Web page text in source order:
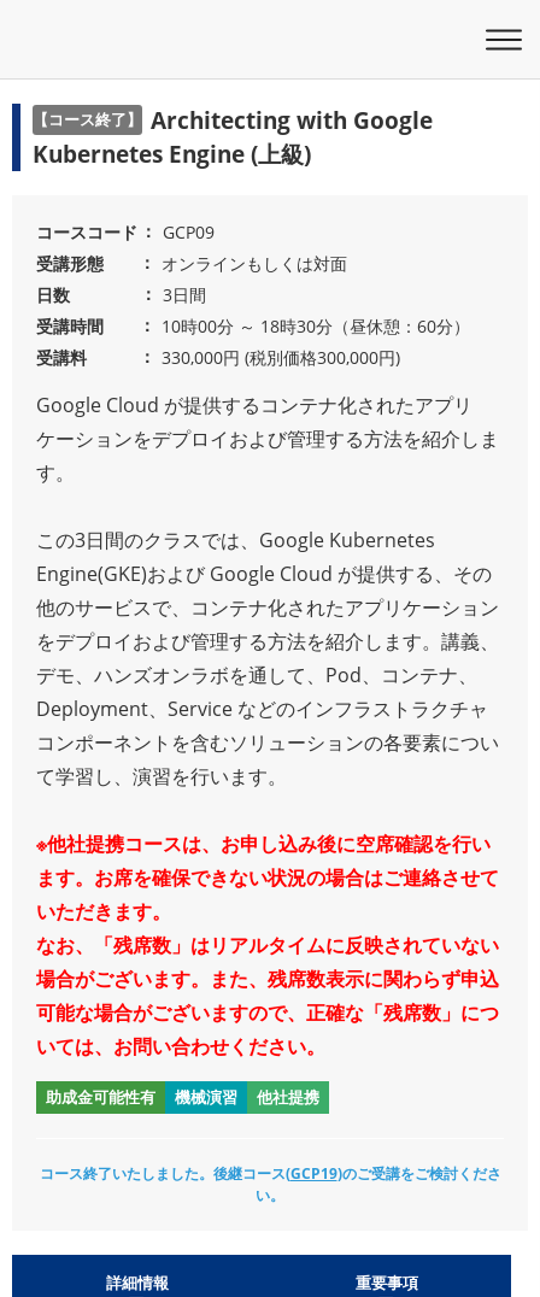
【コース終了】
Architecting with Google
Kubernetes Engine (上級)
コースコード
GCP09
受講形態
オンラインもしくは対面
日数
3日間
受講時間
10時00分 ～ 18時30分（昼休憩：60分）
受講料
330,000円 (税別価格300,000円)
Google Cloud が提供するコンテナ化されたアプリ
ケーションをデプロイおよび管理する方法を紹介しま
す。
この3日間のクラスでは、Google Kubernetes
Engine(GKE)および Google Cloud が提供する、その
他のサービスで、コンテナ化されたアプリケーション
をデプロイおよび管理する方法を紹介します。講義、
デモ、ハンズオンラボを通して、Pod、コンテナ、
Deployment、Service などのインフラストラクチャ
コンポーネントを含むソリューションの各要素につい
て学習し、演習を行います。
※他社提携コースは、お申し込み後に空席確認を行い
ます。お席を確保できない状況の場合はご連絡させて
いただきます。
なお、「残席数」はリアルタイムに反映されていない
場合がございます。また、残席数表示に関わらず申込
可能な場合がございますので、正確な「残席数」につ
いては、お問い合わせください。
助成金可能性有 機械演習 他社提携
コース終了いたしました。後継コース(GCP19)のご受講をご検討くださ
い。
詳細情報 重要事項